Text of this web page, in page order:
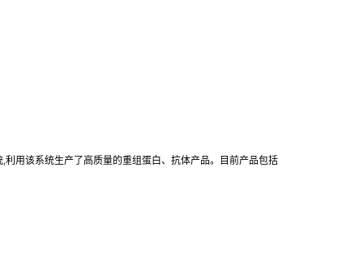
利用该系统生产了高质量的重组蛋白、抗体产品。目前产品包括